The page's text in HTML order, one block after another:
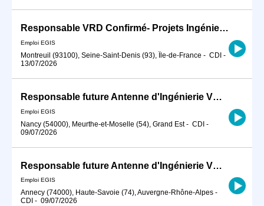
Responsable VRD Confirmé- Projets Ingénierie des Aménagements urbains et infrastructures transports urbains H/F
Emploi EGIS
Montreuil (93100), Seine-Saint-Denis (93), Île-de-France - CDI -
13/07/2026
Responsable future Antenne d'Ingénierie VRD (Aménagement urbain - Transport urbain- Infrastructure routière ) H/F
Emploi EGIS
Nancy (54000), Meurthe-et-Moselle (54), Grand Est- CDI -
09/07/2026
Responsable future Antenne d'Ingénierie VRD (Aménagement urbain - Transport urbain - Infrastructure routière) H/F
Emploi EGIS
Annecy (74000), Haute-Savoie (74), Auvergne-Rhône-Alpes -
CDI - 09/07/2026